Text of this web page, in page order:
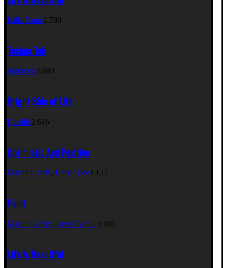
Killa Fonic2.788
Techno Tek
Solomun2.680
Bright Side of Life
Bastille2.616
Optimistic And Positive
Martin Garrix, Loco Dice3.122
Paint
Martin Garrix, James Arthur3.005
Life Is Beautiful